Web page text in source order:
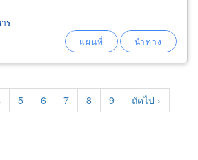
ร
Page
5 Page
6 Page
7 Page
8 Page
9
Next
page
ถัดไป ›